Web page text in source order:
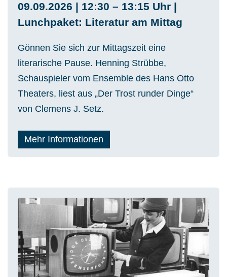
09.09.2026 | 12:30 – 13:15 Uhr |
Lunchpaket: Literatur am Mittag
Gönnen Sie sich zur Mittagszeit eine
literarische Pause. Henning Strübbe,
Schauspieler vom Ensemble des Hans Otto
Theaters, liest aus „Der Trost runder Dinge“
von Clemens J. Setz.
Mehr Informationen